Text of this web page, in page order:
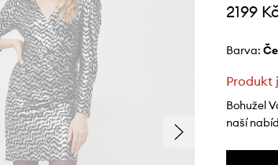
2199
Barva:
Produkt
Bohužel
naší